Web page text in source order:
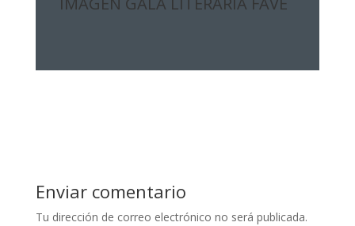
Enviar comentario
Tu dirección de correo electrónico no será publicada.